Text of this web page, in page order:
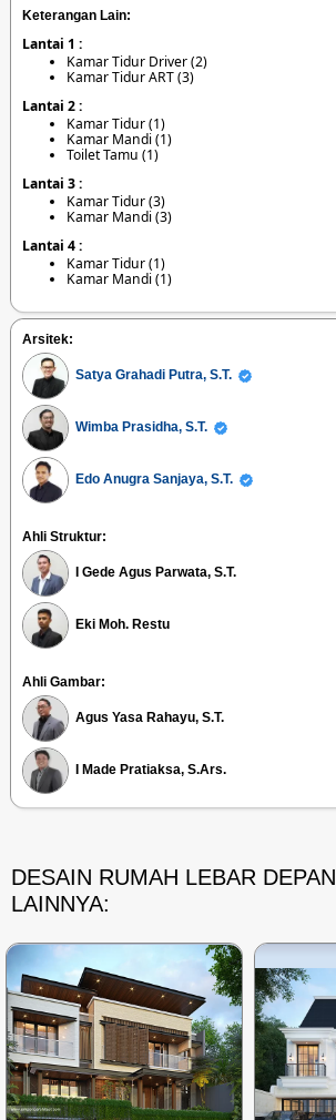
Keterangan Lain:
Lantai 1 :
Kamar Tidur Driver (2)
Kamar Tidur ART (3)
Lantai 2 :
Kamar Tidur (1)
Kamar Mandi (1)
Toilet Tamu (1)
Lantai 3 :
Kamar Tidur (3)
Kamar Mandi (3)
Lantai 4 :
Kamar Tidur (1)
Kamar Mandi (1)
Arsitek:
Satya Grahadi Putra, S.T.
Wimba Prasidha, S.T.
Edo Anugra Sanjaya, S.T.
Ahli Struktur:
I Gede Agus Parwata, S.T.
Eki Moh. Restu
Ahli Gambar:
Agus Yasa Rahayu, S.T.
I Made Pratiaksa, S.Ars.
DESAIN RUMAH LEBAR DEPAN
LAINNYA: